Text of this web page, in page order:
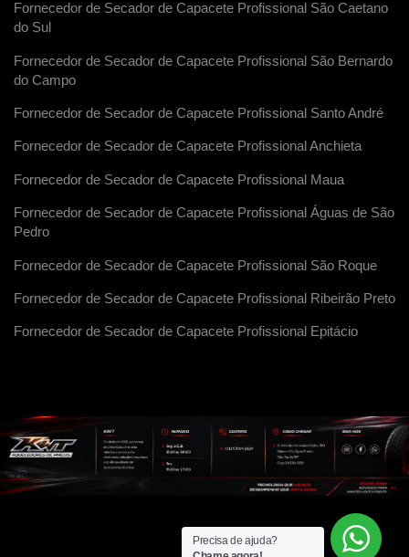
Fornecedor de Secador de Capacete Profissional São Caetano
do Sul
Fornecedor de Secador de Capacete Profissional São Bernardo
do Campo
Fornecedor de Secador de Capacete Profissional Santo André
Fornecedor de Secador de Capacete Profissional Anchieta
Fornecedor de Secador de Capacete Profissional Maua
Fornecedor de Secador de Capacete Profissional Águas de São
Pedro
Fornecedor de Secador de Capacete Profissional São Roque
Fornecedor de Secador de Capacete Profissional Ribeirão Preto
Fornecedor de Secador de Capacete Profissional Epitácio
Precisa de ajuda?